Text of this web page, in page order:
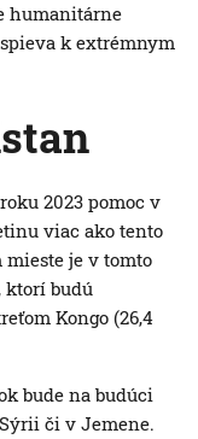
humanitárne
k extrémnym
2023 pomoc v
viac ako tento
mieste je v tomto
ktorí budú
Kongo (26,4
bude na budúci
či v Jemene.